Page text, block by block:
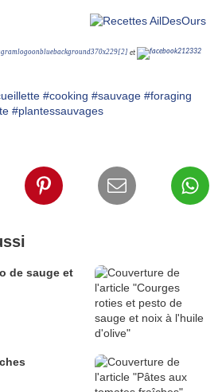
et
#cooking #sauvage #foraging
#plantessauvages
de sauge et